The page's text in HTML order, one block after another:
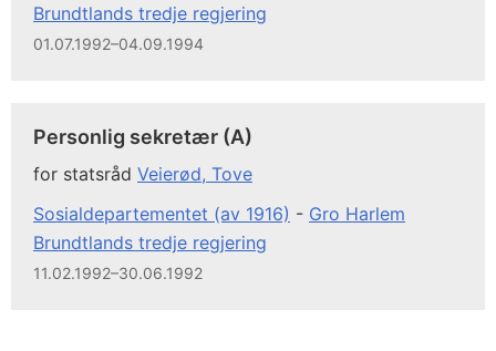
Brundtlands tredje regjering
01.07.1992–04.09.1994
Personlig sekretær (A)
for statsråd Veierød, Tove
Sosialdepartementet (av 1916) - Gro Harlem
Brundtlands tredje regjering
11.02.1992–30.06.1992